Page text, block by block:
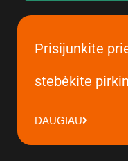
Prisijunkite
stebėkite
DAUGIAU